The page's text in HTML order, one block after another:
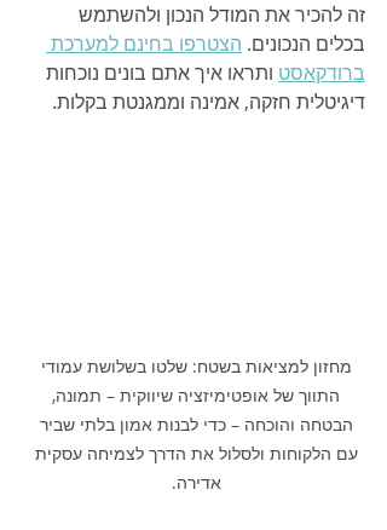
זה להכיר את המודל הנכון ולהשתמש
בכלים הנכונים. הצטרפו בחינם למערכת
ברודקאסט ותראו איך אתם בונים נוכחות
דיגיטלית חזקה, אמינה וממגנטת בקלות.
מחזון למציאות בשטח: שלטו בשלושת עמודי
התווך של אופטימיזציה שיווקית – תמונה,
הבטחה והוכחה – כדי לבנות אמון בלתי שביר
עם הלקוחות ולסלול את הדרך לצמיחה עסקית
אדירה.